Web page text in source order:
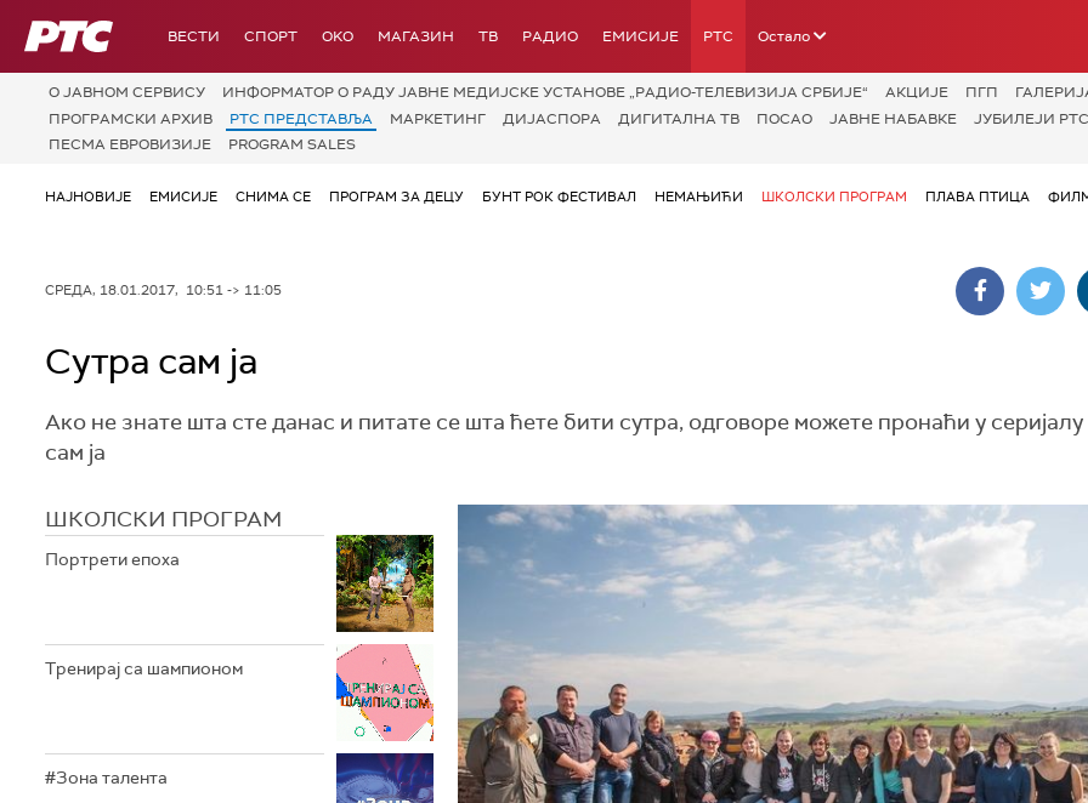
РТС ВЕСТИ СПОРТ OKO МАГАЗИН ТВ РАДИО ЕМИСИЈЕ РТС Остало
О JАВНОМ СЕРВИСУ ИНФОРМАТОР О РАДУ ЈАВНЕ МЕДИЈСКЕ УСТАНОВЕ „РАДИО-ТЕЛЕВИЗИЈА СРБИЈЕ“ АКЦИЈЕ ПГП
ПРОГРАМСКИ АРХИВ
РТС ПРЕДСТАВЉА МАРКЕТИНГ ДИЈАСПОРА ДИГИТАЛНА ТВ ПОСАО ЈАВНЕ НАБАВКЕ
ЈУБИЛЕЈИ
ПЕСМА ЕВРОВИЗИЈЕ
PROGRAM SALES
НАЈНОВИЈЕ ЕМИСИЈЕ СНИМА СЕ ПРОГРАМ ЗА ДЕЦУ БУНТ РОК ФЕСТИВАЛ НЕМАЊИЋИ ШКОЛСКИ ПРОГРАМ ПЛАВА ПТИЦА
СРЕДА, 18.01.2017, 10:51 -> 11:05
Сутра сам ја
Ако не знате шта сте данас и питате се шта ћете бити сутра, одговоре можете пронаћи у
сам ја
ШКОЛСКИ ПРОГРАМ
Портрети епоха
Тренирај са шампионом
#Зона талента